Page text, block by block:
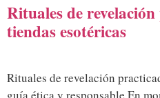
Rituales de
tiendas esotéricas
Rituales de revelación